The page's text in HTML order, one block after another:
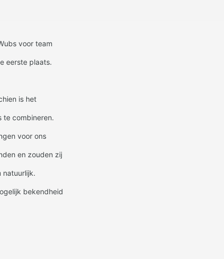
voor team
eerste plaats.
is het
te combineren.
voor ons
en zouden zij
natuurlijk.
bekendheid